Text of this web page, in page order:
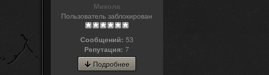
Микола
Пользователь заблокирован
Сообщений: 53
Репутация: 7
Подробнее